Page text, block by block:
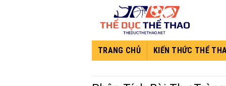
content
TRANG CHỦ
KIẾN THỨC THỂ